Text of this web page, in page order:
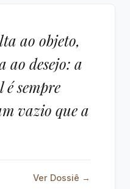
ao objeto,
ao desejo: a
sempre
vazio que a
Ver Dossiê →